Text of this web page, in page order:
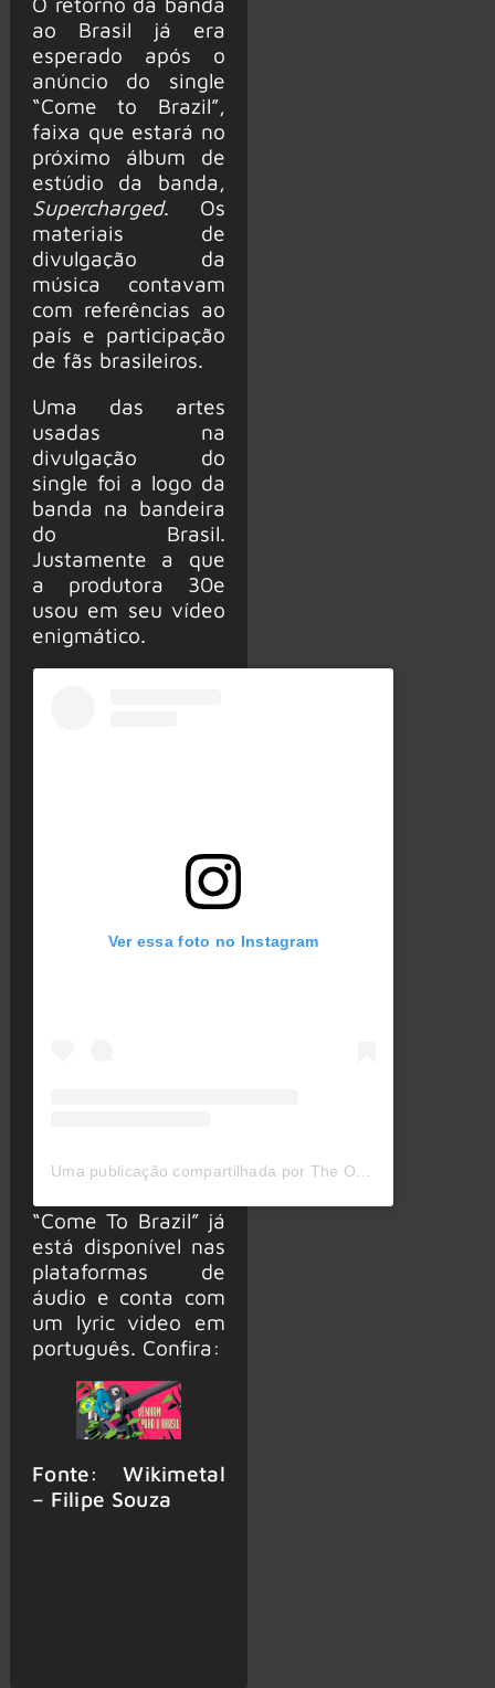
ao Brasil já era
esperado após o
anúncio do single
“Come to Brazil”,
faixa que estará no
próximo álbum de
estúdio da banda,
Supercharged. Os
materiais de
divulgação da
música contavam
com referências ao
país e participação
de fãs brasileiros.
Uma das artes
usadas na
divulgação do
single foi a logo da
banda na bandeira
do Brasil.
Justamente a que
a produtora 30e
usou em seu vídeo
enigmático.
Ver essa foto no Instagram
“Come To Brazil” já
está disponível nas
plataformas de
áudio e conta com
um lyric video em
português. Confira:
Fonte: Wikimetal
– Filipe Souza